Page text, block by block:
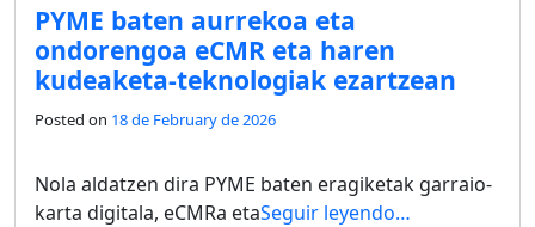
PYME baten aurrekoa eta
ondorengoa eCMR eta haren
kudeaketa-teknologiak ezartzean
Posted on 18 de February de 2026
Nola aldatzen dira PYME baten eragiketak garraio-
karta digitala, eCMRa etaSeguir leyendo…